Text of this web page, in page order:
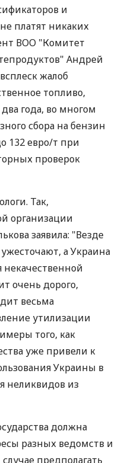
и
платят никаких
ВОО "Комитет
Андрей
жалоб
топливо,
года, во многом
сбора на бензин
132 евро/т при
проверок
Так,
организации
заявила: "Везде
а Украина
некачественной
очень дорого,
весьма
утилизации
того, как
уже привели к
Украины в
неликвидов из
должна
разных ведомств и
предполагать